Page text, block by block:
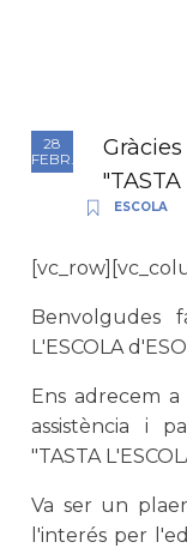
28
FEBR.
"TASTA
ESCOLA
Benvolgudes
L'ESCOLA
Ens adrecem
assistència i
"TASTA
Va ser un
l'interés per